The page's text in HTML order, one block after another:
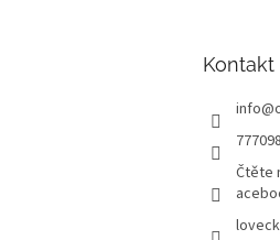
Kontakt
info@
Čtěte